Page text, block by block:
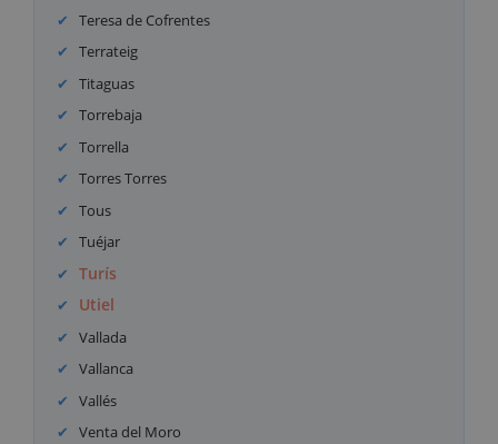
Teresa de Cofrentes
Terrateig
Titaguas
Torrebaja
Torrella
Torres Torres
Tous
Tuéjar
Turís
Utiel
Vallada
Vallanca
Vallés
Venta del Moro